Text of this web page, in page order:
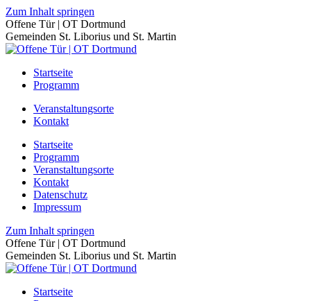
Zum Inhalt springen
Offene Tür | OT Dortmund
Gemeinden St. Liborius und St. Martin
Startseite
Programm
Veranstaltungsorte
Kontakt
Startseite
Programm
Veranstaltungsorte
Kontakt
Datenschutz
Impressum
Zum Inhalt springen
Offene Tür | OT Dortmund
Gemeinden St. Liborius und St. Martin
Startseite